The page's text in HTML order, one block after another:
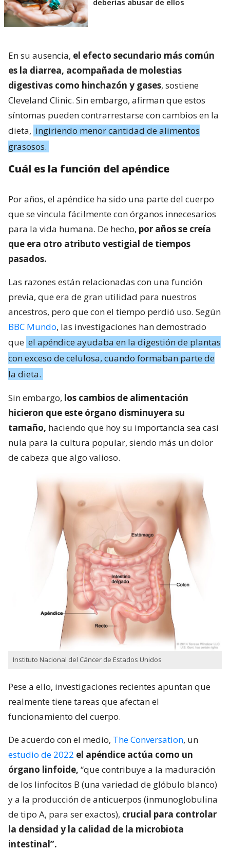
deberías abusar de ellos
En su ausencia, el efecto secundario más común
es la diarrea, acompañada de molestias
digestivas como hinchazón y gases, sostiene
Cleveland Clinic. Sin embargo, afirman que estos
síntomas pueden contrarrestarse con cambios en la
dieta, ingiriendo menor cantidad de alimentos
grasosos.
Cuál es la función del apéndice
Por años, el apéndice ha sido una parte del cuerpo
que se vincula fácilmente con órganos innecesarios
para la vida humana. De hecho, por años se creía
que era otro atributo vestigial de tiempos
pasados.
Las razones están relacionadas con una función
previa, que era de gran utilidad para nuestros
ancestros, pero que con el tiempo perdió uso. Según
BBC Mundo, las investigaciones han demostrado
que el apéndice ayudaba en la digestión de plantas
con exceso de celulosa, cuando formaban parte de
la dieta.
Sin embargo, los cambios de alimentación
hicieron que este órgano disminuyera su
tamaño, haciendo que hoy su importancia sea casi
nula para la cultura popular, siendo más un dolor
de cabeza que algo valioso.
Instituto Nacional del Cáncer de Estados Unidos
Pese a ello, investigaciones recientes apuntan que
realmente tiene tareas que afectan el
funcionamiento del cuerpo.
De acuerdo con el medio, The Conversation, un
estudio de 2022 el apéndice actúa como un
órgano linfoide, “que contribuye a la maduración
de los linfocitos B (una variedad de glóbulo blanco)
y a la producción de anticuerpos (inmunoglobulina
de tipo A, para ser exactos), crucial para controlar
la densidad y la calidad de la microbiota
intestinal”.